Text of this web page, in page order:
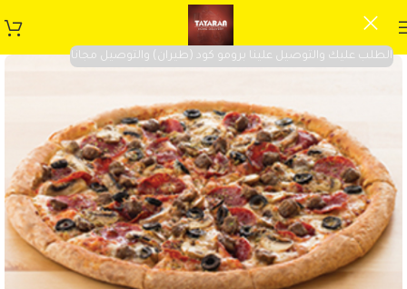
الطلب عليك والتوصيل علينا برومو كود (طيران) والتوصيل مجانا